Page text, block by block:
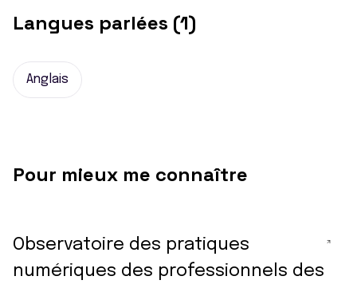
Langues parlées (1)
Anglais
Pour mieux me connaître
Observatoire des pratiques
numériques des professionnels des